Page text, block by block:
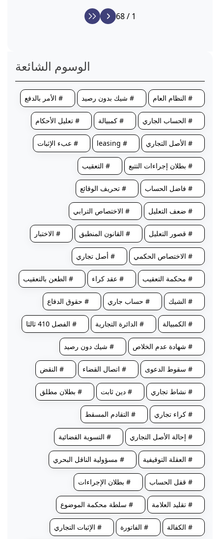
1 / 68
الوسوم الشائعة
# النظام العام # شيك بدون رصيد # الأمر بالدفع
# الحساب الجاري # كمبيالة # تعليل الأحكام
# الأصل التجاري # leasing # عبء الإثبات
# بطلان إجراءات التتبع # التعقيب
# فاضل الحساب # تحريف الوقائع
# ضعف التعليل # الاختصاص الترابي
# قصور التعليل # القانون المنطبق # الاختبار
# الاختصاص الحكمي # أصل تجاري
# محكمة التعقيب # عقد كراء # الطعن بالتعقيب
# الشيك # حساب جاري # حقوق الدفاع
# الكمبيالة # الدائرة التجارية # الفصل 410 ثالثا
# شهادة عدم الخلاص # شيك دون رصيد
# سقوط الدعوى # اتصال القضاء # النقض
# نشاط تجاري # دين ثابت # بطلان مطلق
# كراء تجاري # التقادم المسقط
# إحالة الأصل التجاري # التسوية القضائية
# العقلة التوقيفية # مسؤولية الناقل البحري
# قفل الحساب # بطلان الإجراءات
# تقليد العلامة # سلطة محكمة الموضوع
# الكفالة # الفاتورة # الإثبات التجاري